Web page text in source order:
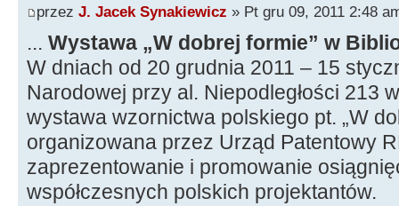
przez J. Jacek Synakiewicz » Pt gru 09, 2011 2:48
... Wystawa „W dobrej formie” w
W dniach od 20 grudnia 2011 – 15
Narodowej przy al. Niepodległości 213
wystawa wzornictwa polskiego pt. „W
organizowana przez Urząd Patentowy
zaprezentowanie i promowanie
współczesnych polskich projektantów.